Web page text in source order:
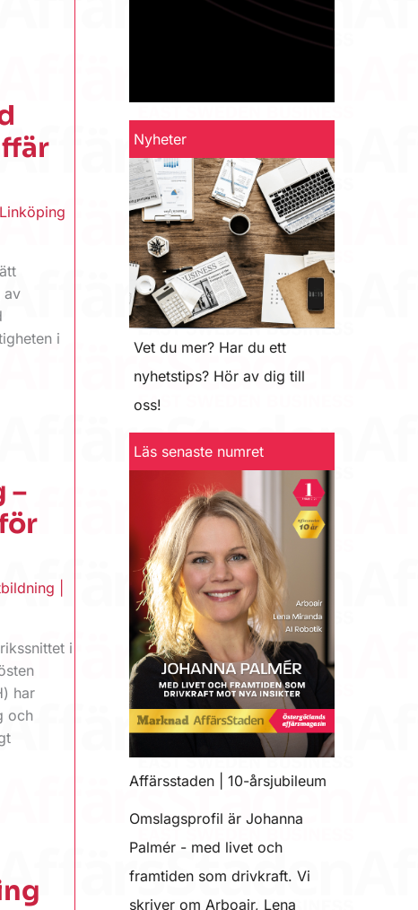
Linköping
av
i
–
i
har
och
Nyheter
Vet du mer? Har du ett
nyhetstips? Hör av dig till
oss!
Läs senaste numret
Affärsstaden | 10-årsjubileum
Omslagsprofil är Johanna
Palmér - med livet och
framtiden som drivkraft. Vi
skriver om Arboair, Lena